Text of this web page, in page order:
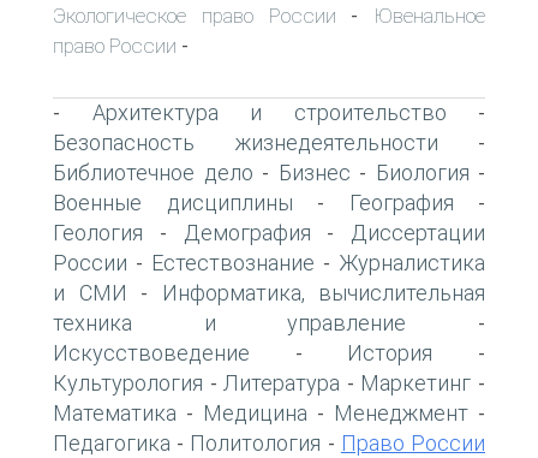
Экологическое право России -
Ювенальное
право России -
- Архитектура и строительство -
Безопасность жизнедеятельности -
Библиотечное дело - Бизнес - Биология -
Военные дисциплины - География -
Геология - Демография -
Диссертации
России - Естествознание - Журналистика
и СМИ -
Информатика, вычислительная
техника и управление -
Искусствоведение - История -
Культурология -Литература - Маркетинг -
Математика - Медицина - Менеджмент -
Педагогика - Политология - Право России